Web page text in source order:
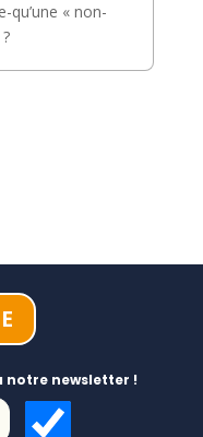
qu’une « non-
notre newsletter !